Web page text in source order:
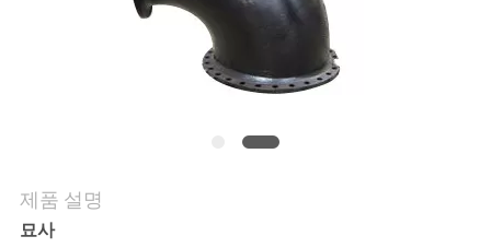
뉴
제품 설명
묘사